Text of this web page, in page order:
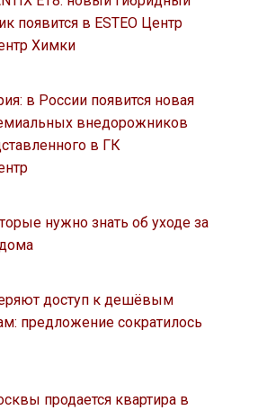
появится в ESTEO Центр
Химки
в России появится новая
внедорожников
в ГК
нужно знать об уходе за
доступ к дешёвым
предложение сократилось
продается квартира в